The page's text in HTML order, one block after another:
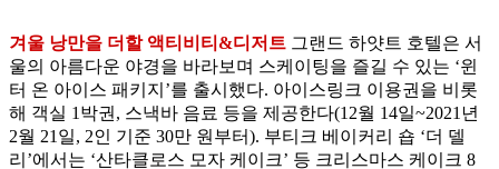
겨울 낭만을 더할 액티비티&디저트 그랜드 하얏트 호텔은 서
울의 아름다운 야경을 바라보며 스케이팅을 즐길 수 있는 ‘윈
터 온 아이스 패키지’를 출시했다. 아이스링크 이용권을 비롯
해 객실 1박권, 스낵바 음료 등을 제공한다(12월 14일~2021년
2월 21일, 2인 기준 30만 원부터). 부티크 베이커리 숍 ‘더 델
리’에서는 ‘산타클로스 모자 케이크’ 등 크리스마스 케이크 8